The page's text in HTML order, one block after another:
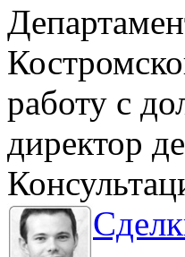
работу с
директор